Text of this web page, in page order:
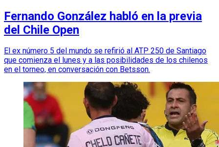
Fernando González habló en la previa
del Chile Open
El ex número 5 del mundo se refirió al ATP 250 de Santiago
que comienza el lunes y a las posibilidades de los chilenos
en el torneo, en conversación con Betsson.